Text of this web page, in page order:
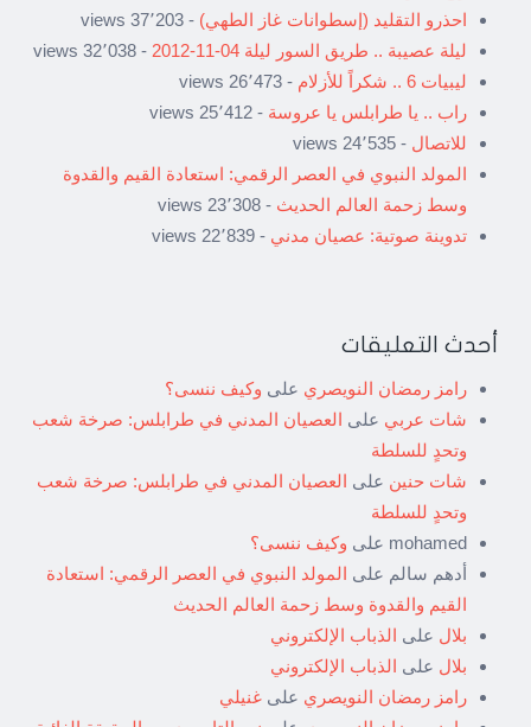
احذرو التقليد (إسطوانات غاز الطهي) - 37٬203 views
ليلة عصيبة .. طريق السور ليلة 04-11-2012
- 32٬038 views
ليبيات 6 .. شكراً للأزلام
- 26٬473 views
راب .. يا طرابلس يا عروسة - 25٬412 views
للاتصال - 24٬535 views
المولد النبوي في العصر الرقمي: استعادة القيم والقدوة
وسط زحمة العالم الحديث - 23٬308 views
تدوينة صوتية: عصيان مدني - 22٬839 views
أحدث التعليقات
رامز رمضان النويصري على وكيف ننسى؟
شات عربي على العصيان المدني في طرابلس: صرخة شعب
وتحدٍ للسلطة
شات حنين على العصيان المدني في طرابلس: صرخة شعب
وتحدٍ للسلطة
mohamed على وكيف ننسى؟
أدهم سالم على المولد النبوي في العصر الرقمي: استعادة
القيم والقدوة وسط زحمة العالم الحديث
بلال على الذباب الإلكتروني
بلال على الذباب الإلكتروني
رامز رمضان النويصري على غنيلي